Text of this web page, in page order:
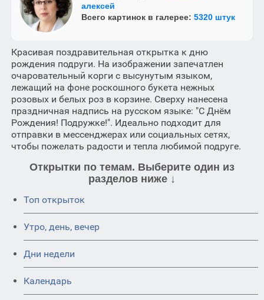
алексей
Всего картинок в галерее: 5320 штук
Красивая поздравительная открытка к дню
рождения подруги. На изображении запечатлен
очаровательный корги с высунутым языком,
лежащий на фоне роскошного букета нежных
розовых и белых роз в корзине. Сверху нанесена
праздничная надпись на русском языке: "С Днём
Рождения! Подружке!". Идеально подходит для
отправки в мессенджерах или социальных сетях,
чтобы пожелать радости и тепла любимой подруге.
Открытки по темам. Выберите один из
разделов ниже ↓
Топ открыток
Утро, день, вечер
Дни недели
Календарь